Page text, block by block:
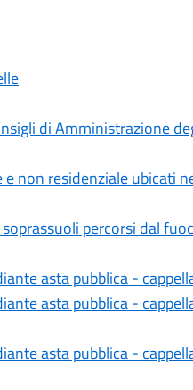
di Amministrazione
non residenziale ubicati
percorsi dal
asta pubblica -
asta pubblica -
asta pubblica -